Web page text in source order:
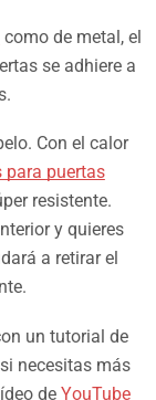
como de metal, el
se adhiere a
Con el calor
para puertas
resistente.
y quieres
a retirar el
un tutorial de
necesitas más
de YouTube